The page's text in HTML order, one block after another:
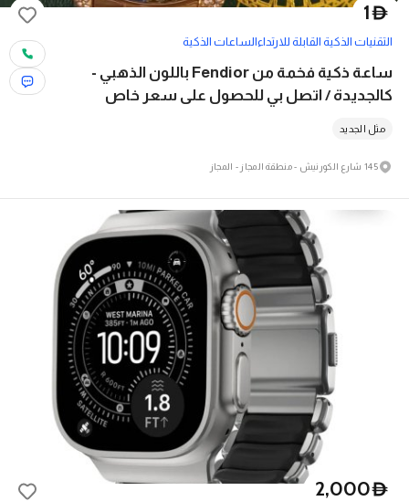
D
1
التقنيات الذكية القابلة للارتداءالساعات الذكية
ساعة ذكية فخمة من Fendior باللون الذهبي -
كالجديدة / اتصل بي للحصول على سعر خاص
مثل الجديد
145 شارع الكورنيش - منطقة المجاز - المجاز
D
2,000